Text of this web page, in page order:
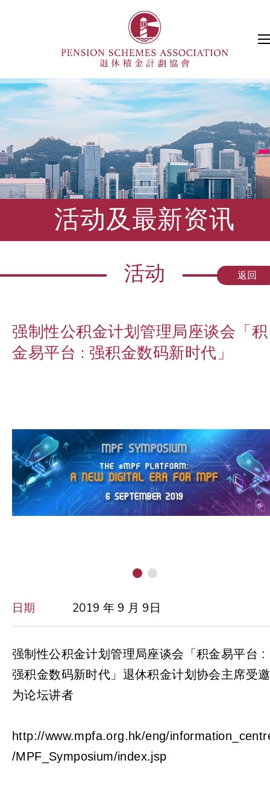
活动及最新资讯
活动 返回
强制性公积金计划管理局座谈会「积
金易平台 : 强积金数码新时代」
日期 2019 年 9 月 9日
强制性公积金计划管理局座谈会「积金易平台 :
强积金数码新时代」退休积金计划协会主席受邀
为论坛讲者
http://www.mpfa.org.hk/eng/
/MPF_Symposium/index.jsp